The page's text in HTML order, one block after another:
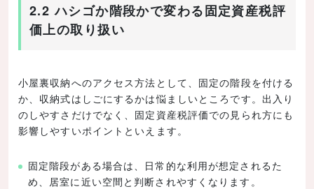
2.2 ハシゴか階段かで変わる固定資産税評
価上の取り扱い
小屋裏収納へのアクセス方法として、固定の階段を付ける
か、収納式はしごにするかは悩ましいところです。出入り
のしやすさだけでなく、固定資産税評価での見られ方にも
影響しやすいポイントといえます。
固定階段がある場合は、日常的な利用が想定されるた
め、居室に近い空間と判断されやすくなります。